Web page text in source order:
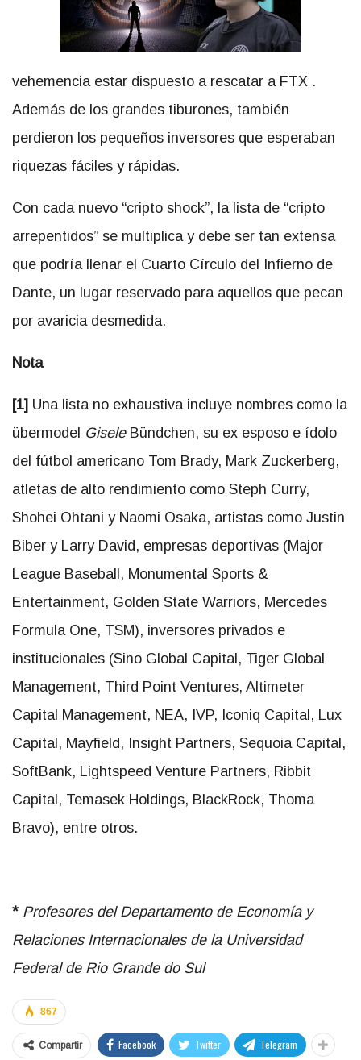
vehemencia estar dispuesto a rescatar a FTX .
Además de los grandes tiburones, también
perdieron los pequeños inversores que esperaban
riquezas fáciles y rápidas.
Con cada nuevo “cripto shock”, la lista de “cripto
arrepentidos” se multiplica y debe ser tan extensa
que podría llenar el Cuarto Círculo del Infierno de
Dante, un lugar reservado para aquellos que pecan
por avaricia desmedida.
Nota
[1] Una lista no exhaustiva incluye nombres como la
übermodel GiseleBündchen, su ex esposo e ídolo
del fútbol americano Tom Brady, Mark Zuckerberg,
atletas de alto rendimiento como Steph Curry,
Shohei Ohtani y Naomi Osaka, artistas como Justin
Biber y Larry David, empresas deportivas (Major
League Baseball, Monumental Sports &
Entertainment, Golden State Warriors, Mercedes
Formula One, TSM), inversores privados e
institucionales (Sino Global Capital, Tiger Global
Management, Third Point Ventures, Altimeter
Capital Management, NEA, IVP, Iconiq Capital, Lux
Capital, Mayfield, Insight Partners, Sequoia Capital,
SoftBank, Lightspeed Venture Partners, Ribbit
Capital, Temasek Holdings, BlackRock, Thoma
Bravo), entre otros.
* Profesores del Departamento de Economía y
Relaciones Internacionales de la Universidad
Federal de Rio Grande do Sul
867
Compartir Facebook Twitter Telegram